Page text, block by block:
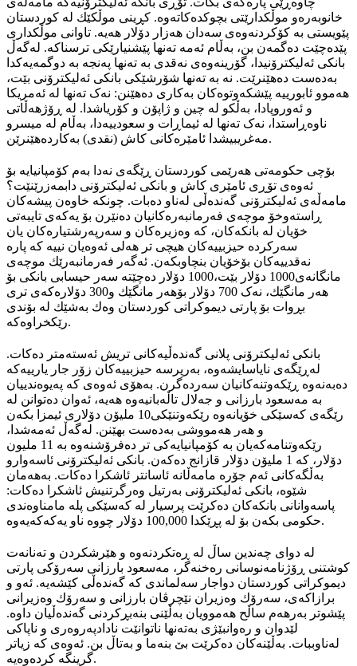
خانوبەرەو موڵکدارێتی بچوکدەکاتەوە. کڕینی موڵکێك لە کوردستان
پێویستی بە کۆکردنەوەی سەدان هەزار دۆلار هەیە. تاوانی موڵکداری
پێدەچێت دەگمەن بن، بەڵام ئەمە تەنها پێشنیارێکی ترسناکە. لەگەڵ
بانکی ئەلیكترۆنیدا، گۆرینەوەی نەقدی بە تەنها پەنجە بە دوگمەیەکدا
بەدەست دەهێنرێت. نە بە تەنها شۆرشێکی بانکی ئەلیکترۆنی بێت،
هەموو ئابورییە پێشکەوتوەکان بەکاری دەهێنن: نەک تەنها لە ئەمریکا
و ئەوروپادا، بەڵکو لە چین و ژاپۆن و کۆریاشدا. لە ڕۆژهەڵاتی
ناوەڕاستدا، نەک تەنها لە ئیماڕات و سعودییەدا، بەڵام لە میسرو
مەغریبیشدا ئامێرەکانی کاش (نقدی) بەکاردەهێنرێن.
بۆچی حکومەتی هەرێمی کوردستان ڕێگەی نەدا بەم کۆمپانیایە بۆ
ئەوەی تۆڕی ئامێری کاش و بانکی ئەلیکترۆنی دابمەزرێنێت؟
مامەڵەی ئەلیکترۆنی گەندەڵی لەناو دەبات. چونکە خاوەن پیشەکان
ڕاستەوخۆ موچەی فەرمانبەرەکانیان دەنێرن بۆ یەکەی تایبەتی
خۆیان لە بانکەکان، کە وەزیرەکان و سەرپەرشتیارەکان یان
سەرکردە حیزبییەکان هیچی تر هەلی ئەوەیان نییە کە پارە
نەقدییەکان بۆخۆیان بنچاوبکەن. ئەگەر فەرمانبەرێك موچەی
مانگانەی1000 دۆلار بێت،1000 دۆلار دەچێتە سەر حیسابی بانکی بۆ
هەر مانگێك، نەک 700 دۆلار بۆهەر مانگێك و300 دۆلارەکەی تری
بڕوات بۆ پارتی دیموکراتی کوردستان وەك بەشێك لە بۆندی
رێکخراوەکە.
بانکی ئەلیکترۆنی پلانی گەندەڵیەکانی تریش ئەستەمتر دەکات.
لەڕێگەی نایاسایشەوە، بەرپرسە حیزبییەکان زۆر جار یارییەکە
دەبەنەوە ڕێکەوتنەکانیان سەردەگرن. بەهۆی ئەوەی کە پەیوەندییان
بە مەسعود بارزانی و جەلال تاڵەبانیەوە هەیە، ئەوان دەتوانن لە
رێگەی کەسێکی خۆیانەوە رێکەوتنێکی10 ملیۆن دۆلاری ئیمزا بکەن
و هەر هەمووشی بەدەست بهێنن. لەگەڵ ئەمەشدا،
رێکەوتنامەکەیان بە کۆمپانیایەکی تر دەفرۆشنەوە بە 11 ملیون
دۆلار، کە 1 ملیۆن دۆلار قازانج دەکەن. بانکی ئەلیکترۆنی ئاسەوارو
بەڵگەکانی ئەم جۆرە مامەڵانە ئاسانتر ئاشکرا دەکات. بەهەمان
شێوە، بانکی ئەلیکترۆنی بەرتیل وەرگرتنیش ئاشکرا دەکات:
پاسەوانانی بانکەکان دەکرێت پرسیار لە کەسێکی پلە مامناوەندی
حکومی بکەن بۆ لە پڕێکدا 100,000 دۆلار چووە ناو یەکەکەیەوە.
لە دوای چەندین ساڵ لە ڕەتکردنەوە و ‌‌هێرشکردن و تەنانەت
کوشتنی ڕۆژنامەنوسانی رەخنەگر، مەسعود بارزانی سەرۆکی پارتی
دیموکراتی کوردستان دواجار سەلماندی کە گەندەڵی کێشەیە. ئەو و
برازاکەی، سەرۆك وەزیران نێچرڤان بارزانی و سەرۆك وەزیرانی
پێشوتر بەرهەم ساڵح هەموویان بەڵێنی بنەبڕکردنی گەندەڵیان داوە.
لێدوان و رەوانبێژی بەتەنها ناتوانێت نادادپەروەری و ناپاکی
لەناوببات. بەڵێنەکان دەکرێت بێ بنەما و بەتاڵ بن. ئەوەی کە زیاتر
گرینگە کردەوەیە.